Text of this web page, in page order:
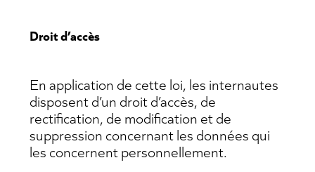
Droit d’accès
En application de cette loi, les internautes
disposent d’un droit d’accès, de
rectification, de modification et de
suppression concernant les données qui
les concernent personnellement.